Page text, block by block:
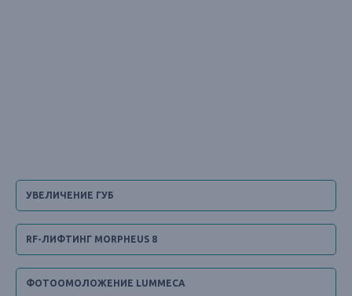
УВЕЛИЧЕНИЕ ГУБ
RF-ЛИФТИНГ MORPHEUS 8
ФОТООМОЛОЖЕНИЕ LUMMECA